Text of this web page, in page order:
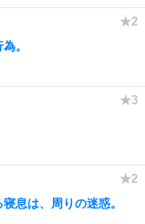
。
息は、周りの迷惑。